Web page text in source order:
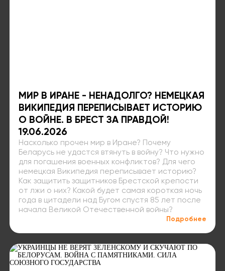
МИР В ИРАНЕ - НЕНАДОЛГО? НЕМЕЦКАЯ
ВИКИПЕДИЯ ПЕРЕПИСЫВАЕТ ИСТОРИЮ
О ВОЙНЕ. В БРЕСТ ЗА ПРАВДОЙ!
19.06.2026
Насколько прочен мир в Иране? Почему
Беларусь не удастся втянуть в войну? Что нужно
для погашения военных конфликтов? Для чего
немецкая Википедия переписывает историю?
Как защитить защитников Брестской крепости
от лжи о них? Какой будет самая короткая ночь
года в цитадели над Бугом спустя 85 лет после
начала Великой Отечественной войны?
Подробнее